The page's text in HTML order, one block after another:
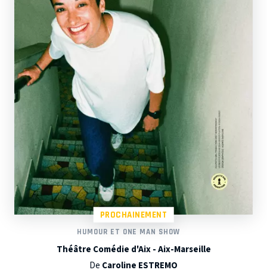
PROCHAINEMENT
HUMOUR ET ONE MAN SHOW
Théâtre Comédie d'Aix - Aix-Marseille
De Caroline ESTREMO